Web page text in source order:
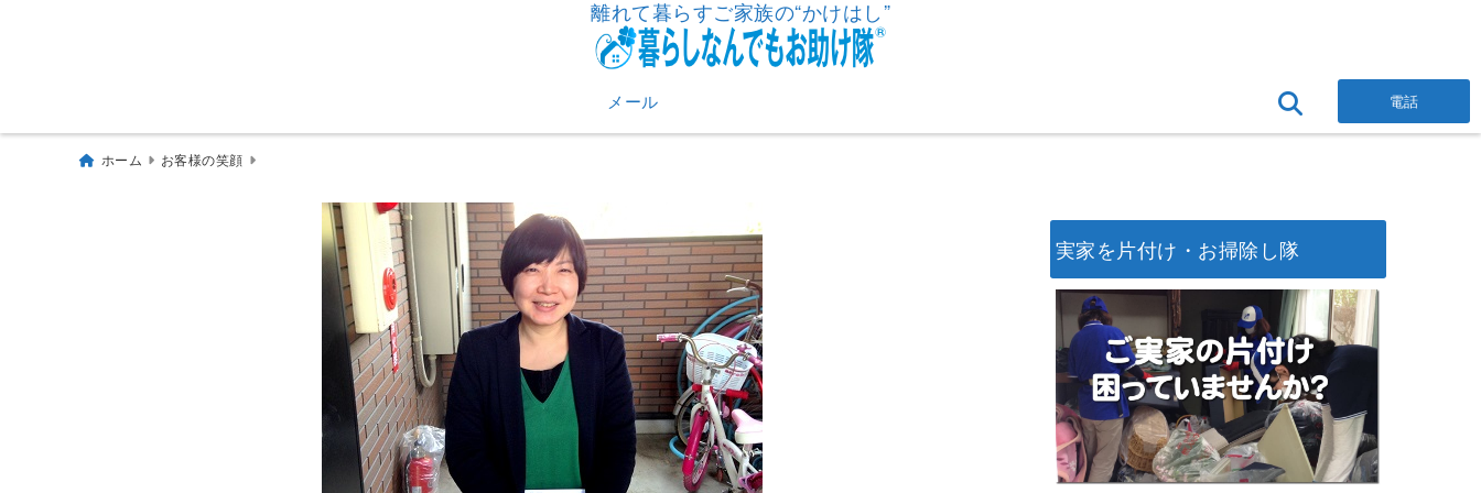
離れて暮らすご家族の“かけはし”
メール 電話
ホーム お客様の笑顔
実家を片付け・お掃除し隊